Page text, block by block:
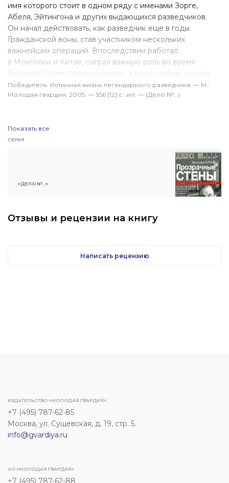
имя которого стоит в одном ряду с именами Зорге,
Абеля, Эйтингона и других выдающихся разведчиков.
Он начал действовать, как разведчик еще в годы
Гражданской воны, став участником нескольких
важнейших операций. Впоследствии работал
в Монголии и Китае, сыграл важную роль во время
Великой Отечественной войны; в конце войны и сразу
после нее был главным резидентом нашей разведки
в Китае. Роман строго документален, все герои —
действительности. Имя этого выдающегося разведчика
было рассекречено лишь недавно, и в книге впервые
подробно рассказано о его жизни и деятельности.
Победитель: Истинная жизнь легендарного раз­ведчика. — М.:
Молодая гвардия, 2005. — 356 [12] с.: ил. — (Дело №…).
Показать все
СЕРИЯ
«ДЕЛО №...»
Отзывы и рецензии на книгу
Написать рецензию
ИЗДАТЕЛЬСТВО «МОЛОДАЯ ГВАРДИЯ»
+7 (495) 787-62-85
Москва, ул. Сущевская, д. 19, стр. 5.
info@gvardiya.ru
АО «МОЛОДАЯ ГВАРДИЯ»
+7 (495) 787-62-88